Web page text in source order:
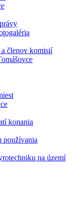
a členov komisií
konania
používania
na území